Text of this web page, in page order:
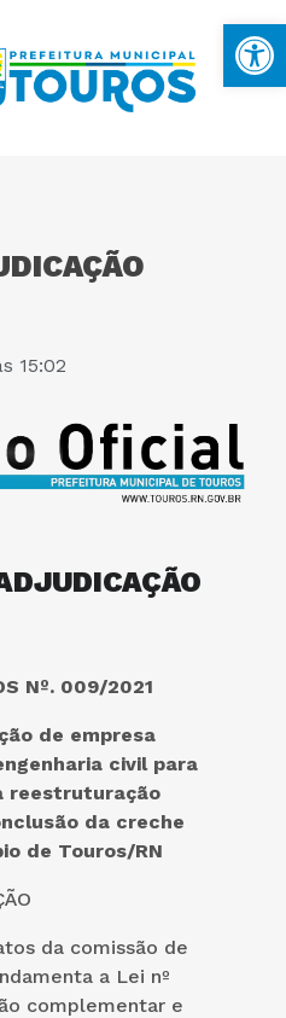
15:02
Nº. 009/2021
de empresa
civil para
reestruturação
da creche
de Touros/RN
da comissão de
a Lei nº
complementar e